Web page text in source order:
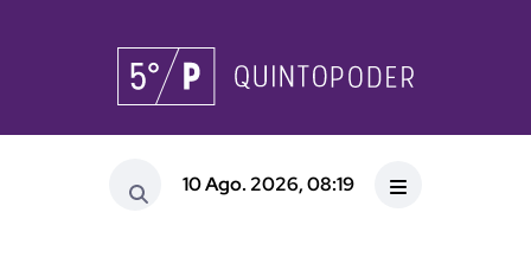
10 Ago. 2026, 08:19